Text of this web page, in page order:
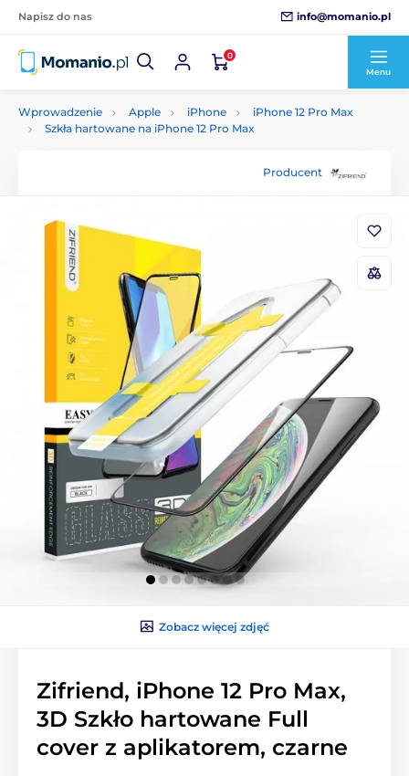
Napisz do nas info@momanio.pl
0
Menu
Wprowadzenie Apple iPhone
iPhone 12 Pro Max
Szkła hartowane na iPhone 12 Pro Max
Producent
Zobacz więcej zdjęć
Zifriend, iPhone 12 Pro Max,
3D Szkło hartowane Full
cover z aplikatorem, czarne